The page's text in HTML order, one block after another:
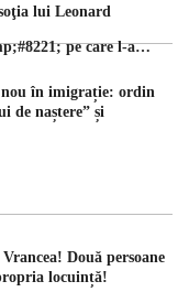
lui Leonard
pe care l-a
în imigrație: ordin
de naștere” și
Două persoane
locuință!